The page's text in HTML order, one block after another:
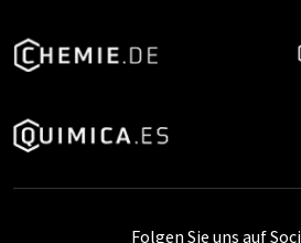
Folgen Sie uns auf